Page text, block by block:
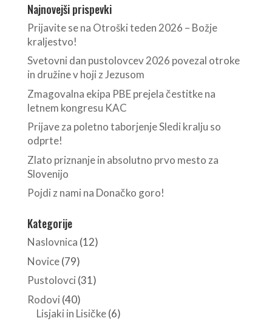
Najnovejši prispevki
Prijavite se na Otroški teden 2026 – Božje
kraljestvo!
Svetovni dan pustolovcev 2026 povezal otroke
in družine v hoji z Jezusom
Zmagovalna ekipa PBE prejela čestitke na
letnem kongresu KAC
Prijave za poletno taborjenje Sledi kralju so
odprte!
Zlato priznanje in absolutno prvo mesto za
Slovenijo
Pojdi z nami na Donačko goro!
Kategorije
Naslovnica (12)
Novice(79)
Pustolovci (31)
Rodovi (40)
Lisjaki in Lisičke(6)